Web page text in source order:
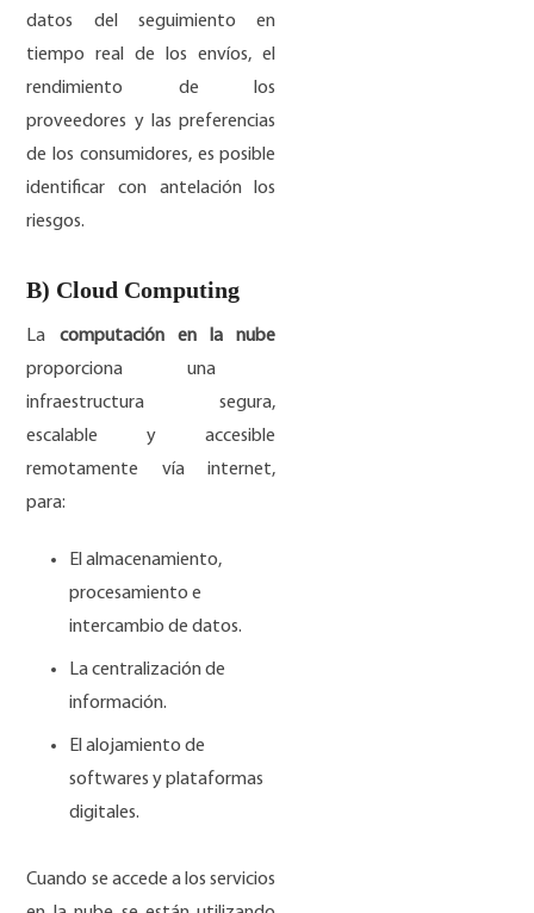
datos del seguimiento en
tiempo real de los envíos, el
rendimiento de los
proveedores y las preferencias
de los consumidores, es posible
identificar con antelación los
riesgos.
B) Cloud Computing
La computación en la nube
proporciona una
infraestructura segura,
escalable y accesible
remotamente vía internet,
para:
El almacenamiento,
procesamiento e
intercambio de datos.
La centralización de
información.
El alojamiento de
softwares y plataformas
digitales.
Cuando se accede a los servicios